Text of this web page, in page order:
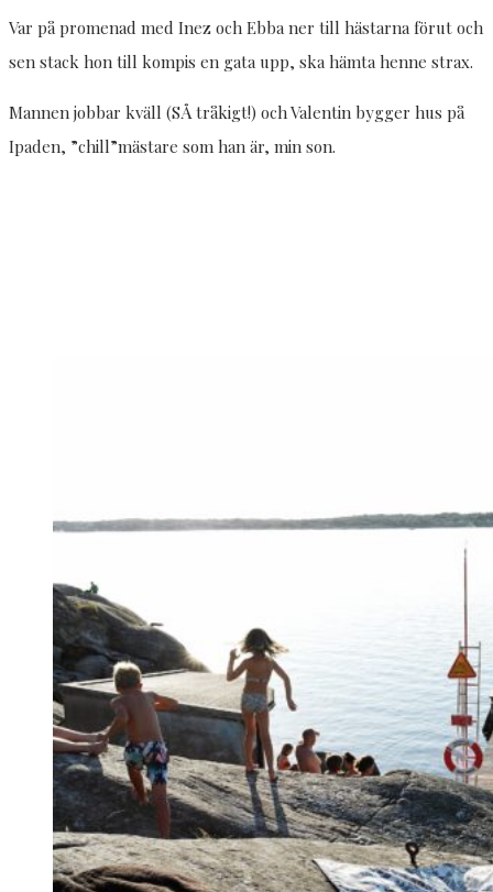
Var på promenad med Inez och Ebba ner till hästarna förut och
sen stack hon till kompis en gata upp, ska hämta henne strax.
Mannen jobbar kväll (SÅ tråkigt!) och Valentin bygger hus på
Ipaden, ”chill”mästare som han är, min son.